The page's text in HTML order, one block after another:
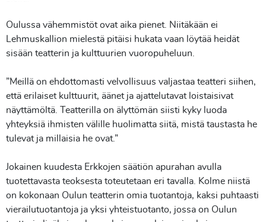
Oulussa vähemmistöt ovat aika pienet. Niitäkään ei
Lehmuskallion mielestä pitäisi hukata vaan löytää heidät
sisään teatterin ja kulttuurien vuoropuheluun.
”Meillä on ehdottomasti velvollisuus valjastaa teatteri siihen,
että erilaiset kulttuurit, äänet ja ajattelutavat loistaisivat
näyttämöltä. Teatterilla on älyttömän siisti kyky luoda
yhteyksiä ihmisten välille huolimatta siitä, mistä taustasta he
tulevat ja millaisia he ovat.”
Jokainen kuudesta Erkkojen säätiön apurahan avulla
tuotettavasta teoksesta toteutetaan eri tavalla. Kolme niistä
on kokonaan Oulun teatterin omia tuotantoja, kaksi puhtaasti
vierailutuotantoja ja yksi yhteistuotanto, jossa on Oulun